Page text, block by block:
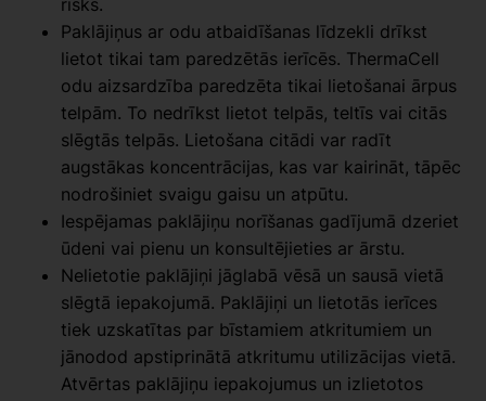
Paklājiņus ar odu atbaidīšanas līdzekli drīkst
lietot tikai tam paredzētās ierīcēs. ThermaCell
odu aizsardzība paredzēta tikai lietošanai ārpus
telpām. To nedrīkst lietot telpās, teltīs vai citās
slēgtās telpās. Lietošana citādi var radīt
augstākas koncentrācijas, kas var kairināt, tāpēc
nodrošiniet svaigu gaisu un atpūtu.
Iespējamas paklājiņu norīšanas gadījumā dzeriet
ūdeni vai pienu un konsultējieties ar ārstu.
Nelietotie paklājiņi jāglabā vēsā un sausā vietā
slēgtā iepakojumā. Paklājiņi un lietotās ierīces
tiek uzskatītas par bīstamiem atkritumiem un
jānodod apstiprinātā atkritumu utilizācijas vietā.
Atvērtas paklājiņu iepakojumus un izlietotos